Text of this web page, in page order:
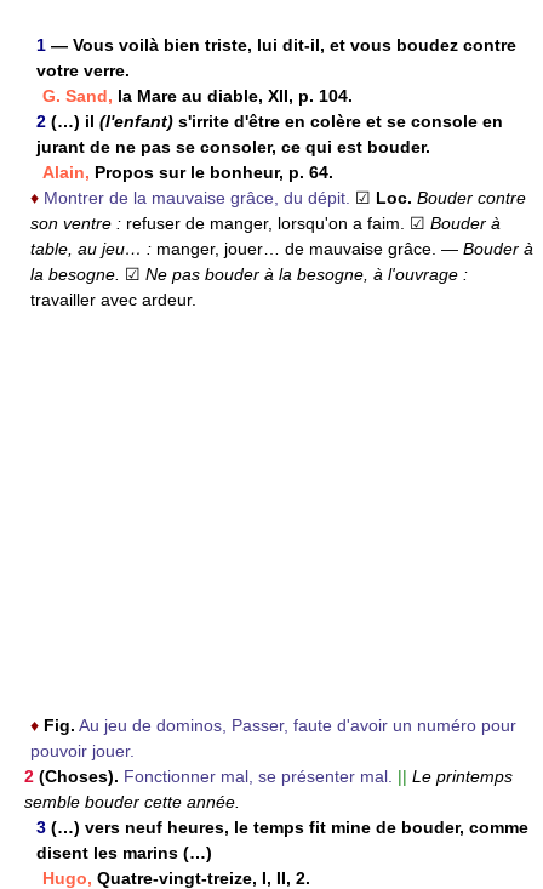
1 — Vous voilà bien triste, lui dit-il, et vous boudez contre
votre verre.
G. Sand, la Mare au diable, XII, p. 104.
2 (…) il (l'enfant) s'irrite d'être en colère et se console en
jurant de ne pas se consoler, ce qui est bouder.
Alain, Propos sur le bonheur, p. 64.
♦ Montrer de la mauvaise grâce, du dépit. ☑ Loc. Bouder contre
son ventre : refuser de manger, lorsqu'on a faim. ☑ Bouder à
table, au jeu… : manger, jouer… de mauvaise grâce. — Bouder à
la besogne. ☑ Ne pas bouder à la besogne, à l'ouvrage :
travailler avec ardeur.
♦ Fig. Au jeu de dominos, Passer, faute d'avoir un numéro pour
pouvoir jouer.
2 (Choses). Fonctionner mal, se présenter mal. || Le printemps
semble bouder cette année.
3 (…) vers neuf heures, le temps fit mine de bouder, comme
disent les marins (…)
Hugo, Quatre-vingt-treize, I, II, 2.